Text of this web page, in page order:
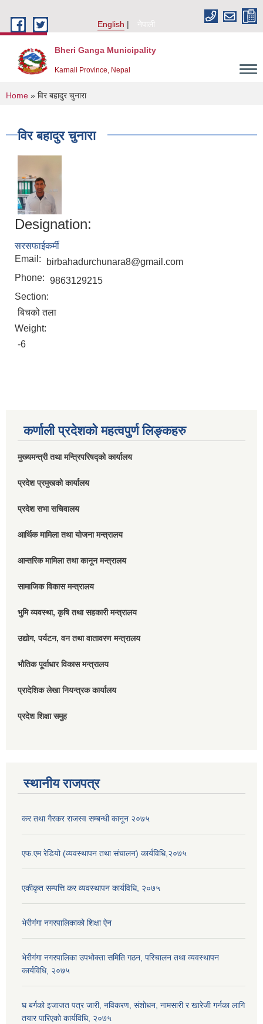
English
नेपाली
Bheri Ganga Municipality
Karnali Province, Nepal
You are here
Home » विर बहादुर चुनारा
विर बहादुर चुनारा
Designation:
सरसफाईकर्मी
Email:
birbahadurchunara8@gmail.com
Phone: 9863129215
Section:
बिचको तला
Weight:
-6
कर्णाली प्रदेशको महत्वपुर्ण लिङ्कहरु
मुख्यमन्त्री तथा मन्त्रिपरिषद्को कार्यालय
प्रदेश प्रमुखको कार्यालय
प्रदेश सभा सचिवालय
आर्थिक मामिला तथा योजना मन्त्रालय
आन्तरिक मामिला तथा कानून मन्त्रालय
सामाजिक विकास मन्त्रालय
भुमि व्यवस्था, कृषि तथा सहकारी मन्त्रालय
उद्योग, पर्यटन, वन तथा वातावरण मन्त्रालय
भौतिक पूर्वाधार विकास मन्त्रालय
प्रादेशिक लेखा नियन्त्रक कार्यालय
प्रदेश शिक्षा समुह
स्थानीय राजपत्र
कर तथा गैरकर राजस्व सम्बन्धी कानून २०७५
एफ.एम रेडियो (व्यवस्थापन तथा संचालन) कार्यविधि,२०७५
एकीकृत सम्पत्ति कर व्यवस्थापन कार्यविधि, २०७५
भेरीगंगा नगरपालिकाको शिक्षा ऐन
भेरीगंगा नगरपालिका उपभोक्ता समिति गठन, परिचालन तथा व्यवस्थापन
कार्यविधि, २०७५
घ बर्गको इजाजत पत्र जारी, नविकरण, संशोधन, नामसारी र खारेजी गर्नका लागि
तयार पारिएको कार्यविधि, २०७५